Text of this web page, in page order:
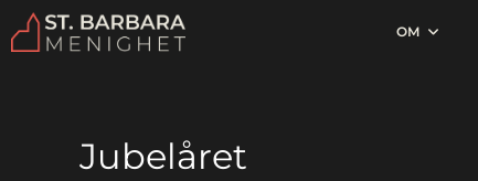
OM
Jubelåret